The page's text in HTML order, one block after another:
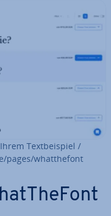
Text­bei­spiel /
pages/whatt­he­font